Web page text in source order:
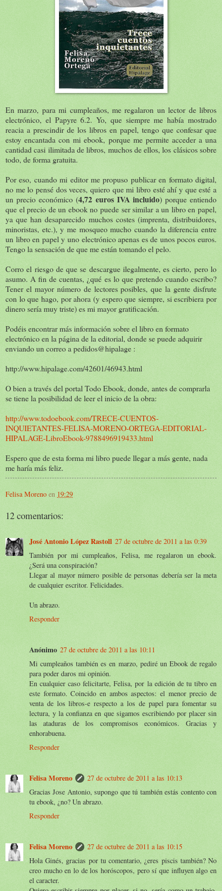
En marzo, para mi cumpleaños, me regalaron un lector de libros
electrónico, el Papyre 6.2. Yo, que siempre me había mostrado
reacia a prescindir de los libros en papel, tengo que confesar que
estoy encantada con mi ebook, porque me permite acceder a una
cantidad casi ilimitada de libros, muchos de ellos, los clásicos sobre
todo, de forma gratuita.
Por eso, cuando mi editor me propuso publicar en formato digital,
no me lo pensé dos veces, quiero que mi libro esté ahí y que esté a
un precio económico (4,72 euros IVA incluido) porque entiendo
que el precio de un ebook no puede ser similar a un libro en papel,
ya que han desaparecido muchos costes (imprenta, distribuidores,
minoristas, etc.), y me mosqueo mucho cuando la diferencia entre
un libro en papel y uno electrónico apenas es de unos pocos euros.
Tengo la sensación de que me están tomando el pelo.
Corro el riesgo de que se descargue ilegalmente, es cierto, pero lo
asumo. A fin de cuentas, ¿qué es lo que pretendo cuando escribo?
Tener el mayor número de lectores posibles, que la gente disfrute
con lo que hago, por ahora (y espero que siempre, si escribiera por
dinero sería muy triste) es mi mayor gratificación.
Podéis encontrar más información sobre el libro en formato
electrónico en la página de la editorial, donde se puede adquirir
enviando un correo a pedidos@hipalage :
http://www.hipalage.com/42601/46943.html
O bien a través del portal Todo Ebook, donde, antes de comprarla
se tiene la posibilidad de leer el inicio de la obra:
http://www.todoebook.com/TRECE-CUENTOS-
INQUIETANTES-FELISA-MORENO-ORTEGA-EDITORIAL-
HIPALAGE-LibroEbook-9788496919433.html
Espero que de esta forma mi libro puede llegar a más gente, nada
me haría más feliz.
Felisa Moreno en 19:29
12 comentarios:
José Antonio López Rastoll 27 de octubre de 2011 a las 0:39
También por mi cumpleaños, Felisa, me regalaron un ebook.
¿Será una conspiración?
Llegar al mayor número posible de personas debería ser la meta
de cualquier escritor. Felicidades.
Un abrazo.
Responder
Anónimo 27 de octubre de 2011 a las 10:11
Mi cumpleaños también es en marzo, pediré un Ebook de regalo
para poder daros mi opinión.
En cualquier caso felicitarte, Felisa, por la edición de tu tibro en
este formato. Coincido en ambos aspectos: el menor precio de
venta de los libros-e respecto a los de papel para fomentar su
lectura, y la confianza en que sigamos escribiendo por placer sin
las ataduras de los compromisos económicos. Gracias y
enhorabuena.
Responder
Felisa Moreno
27 de octubre de 2011 a las 10:13
Gracias Jose Antonio, supongo que tú también estás contento con
tu ebook, ¿no? Un abrazo.
Responder
Felisa Moreno
27 de octubre de 2011 a las 10:15
Hola Ginés, gracias por tu comentario, ¿eres piscis también? No
creo mucho en lo de los horóscopos, pero sí que influyen algo en
el caracter.